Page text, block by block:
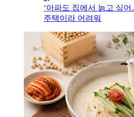
‘아파도 집에서 늙고 싶
주택이라 어려워